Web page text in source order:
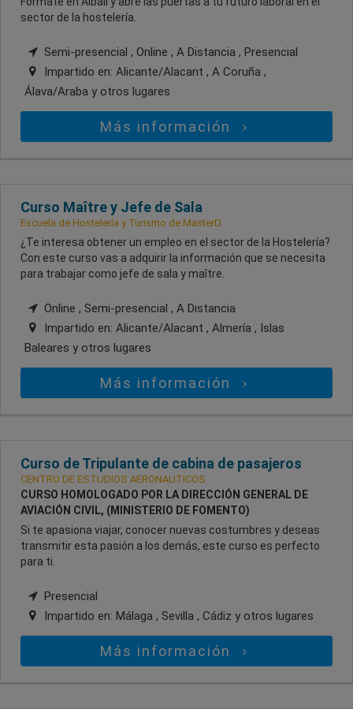
sector de la hostelería.
Semi-presencial , Online , A Distancia , Presencial
Impartido en: Alicante/Alacant , A Coruña ,
Álava/Araba y otros lugares
Más información
Curso Maître y Jefe de Sala
Escuela de Hostelería y Turismo de MasterD
¿Te interesa obtener un empleo en el sector de la Hostelería?
Con este curso vas a adquirir la información que se necesita
para trabajar como jefe de sala y maître.
Online , Semi-presencial , A Distancia
Impartido en: Alicante/Alacant , Almería , Islas
Baleares y otros lugares
Más información
Curso de Tripulante de cabina de pasajeros
CENTRO DE ESTUDIOS AERONAUTICOS
CURSO HOMOLOGADO POR LA DIRECCIÓN GENERAL DE
AVIACIÓN CIVIL, (MINISTERIO DE FOMENTO)
Si te apasiona viajar, conocer nuevas costumbres y deseas
transmitir esta pasión a los demás, este curso es perfecto
para ti.
Presencial
Impartido en: Málaga , Sevilla , Cádiz y otros lugares
Más información